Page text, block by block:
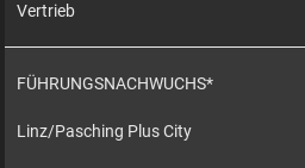
Vertrieb
FÜHRUNGSNACHWUCHS*
Linz/Pasching Plus City